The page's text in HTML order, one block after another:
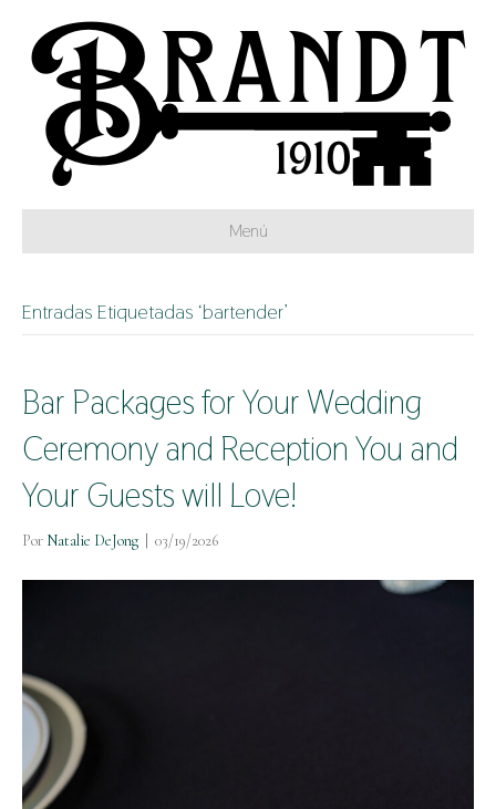
Menú
Entradas Etiquetadas ‘bartender’
Bar Packages for Your Wedding
Ceremony and Reception You and
Your Guests will Love!
Por Natalie DeJong 03/19/2026